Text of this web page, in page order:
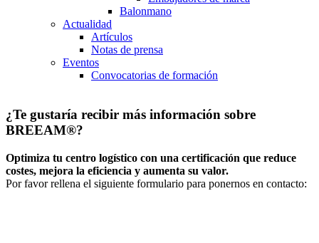
Balonmano
Actualidad
Artículos
Notas de prensa
Eventos
Convocatorias de formación
¿Te gustaría recibir más información sobre
BREEAM®?
Optimiza tu centro logístico con una certificación que reduce
costes, mejora la eficiencia y aumenta su valor.
Por favor rellena el siguiente formulario para ponernos en contacto: